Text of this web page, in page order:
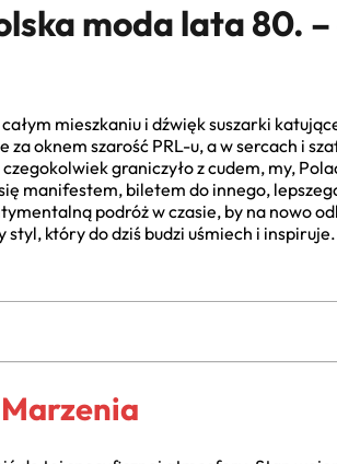
moda lata 80.
mieszkaniu i dźwięk suszarki
oknem szarość PRL-u, a w sercach i
graniczyło z cudem, my,
manifestem, biletem do innego,
podróż w czasie, by na nowo
który do dziś budzi uśmiech i